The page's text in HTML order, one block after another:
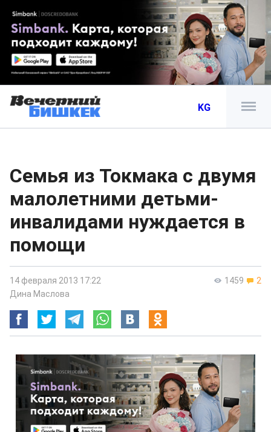
KG
Семья из Токмака с двумя
малолетними детьми-
инвалидами нуждается в
помощи
1459 2
14 февраля 2013 17:22
Дина Маслова